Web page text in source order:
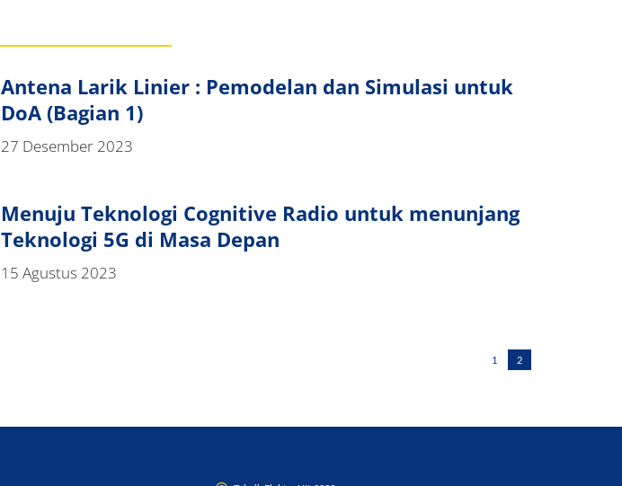
Antena Larik Linier : Pemodelan dan Simulasi untuk
DoA (Bagian 1)
27 Desember 2023
Menuju Teknologi Cognitive Radio untuk menunjang
Teknologi 5G di Masa Depan
15 Agustus 2023
1 2